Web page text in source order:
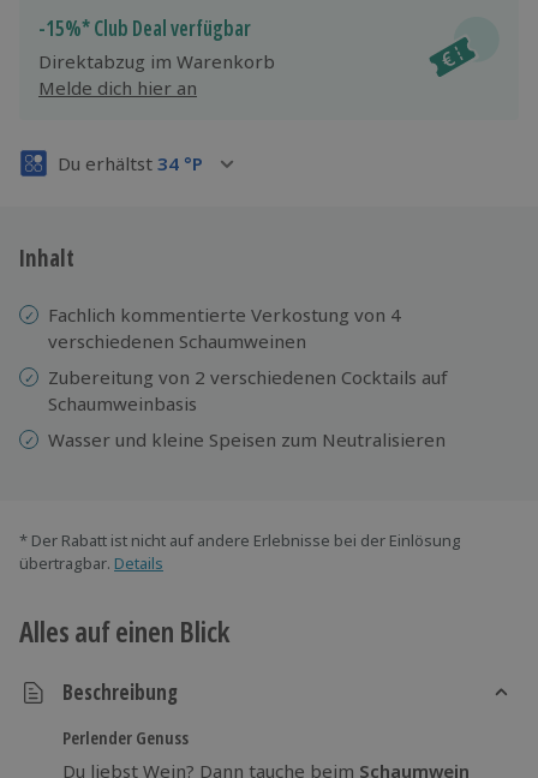
Jeder Gutschein für alle Erlebnisse einlösbar.
Maximale Sicherheit
3 Jahre gültig & verlängerbar.
-15%* Club Deal verfügbar
Direktabzug im Warenkorb
Melde dich hier an
Du erhältst 34 °P
Inhalt
Fachlich kommentierte Verkostung von 4
verschiedenen Schaumweinen
Zubereitung von 2 verschiedenen Cocktails auf
Schaumweinbasis
Wasser und kleine Speisen zum Neutralisieren
* Der Rabatt ist nicht auf andere Erlebnisse bei der Einlösung
übertragbar. Details
Alles auf einen Blick
Beschreibung
Perlender Genuss
Du liebst Wein? Dann tauche beim Schaumwein